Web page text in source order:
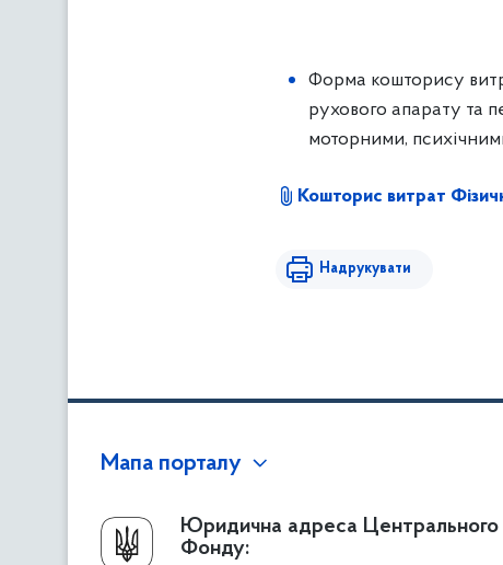
Форма кошторису
рухового апарату та
моторними,
Кошторис витрат
Надрукувати
Мапа порталу
Про Фонд
Керівництво
Юридична адреса Центрального
Фонду: